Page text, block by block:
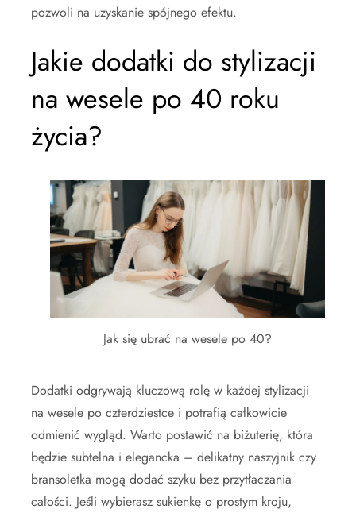
pozwoli na uzyskanie spójnego efektu.
Jakie dodatki do stylizacji
na wesele po 40 roku
życia?
Jak się ubrać na wesele po 40?
Dodatki odgrywają kluczową rolę w każdej stylizacji
na wesele po czterdziestce i potrafią całkowicie
odmienić wygląd. Warto postawić na biżuterię, która
będzie subtelna i elegancka – delikatny naszyjnik czy
bransoletka mogą dodać szyku bez przytłaczania
całości. Jeśli wybierasz sukienkę o prostym kroju,